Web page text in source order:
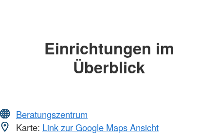
Einrichtungen im
Überblick
Beratungszentrum
Karte: Link zur Google Maps Ansicht